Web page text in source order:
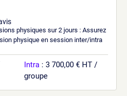
physiques sur 2 jours : Assurez
physique en session inter/intra
Intra : 3 700,00 € HT /
groupe